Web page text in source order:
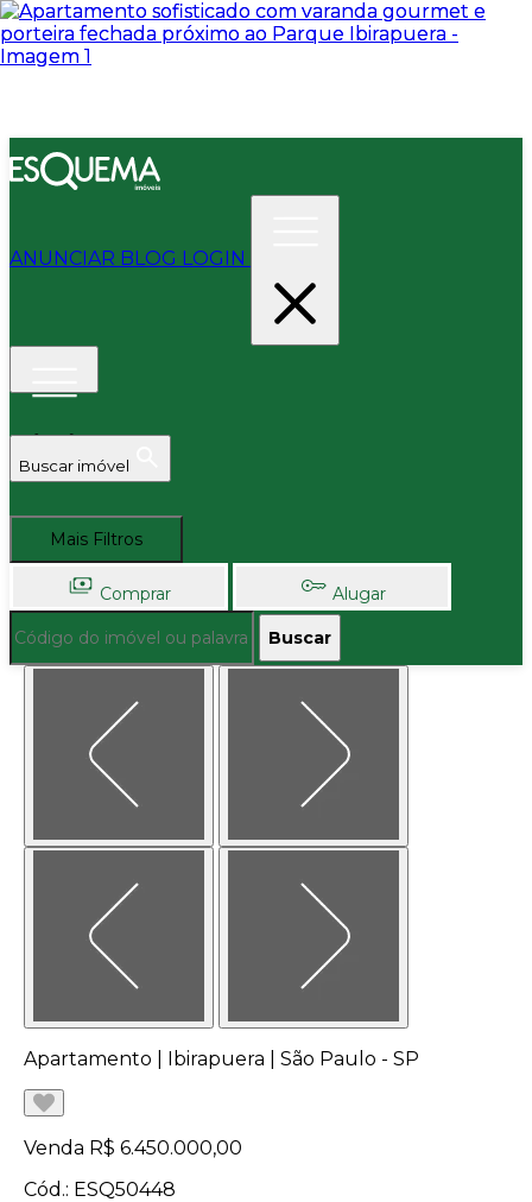
ANUNCIAR BLOG LOGIN
Buscar imóvel
Mais Filtros
Comprar Alugar
Buscar
Apartamento | Ibirapuera | São Paulo - SP
Venda R$ 6.450.000,00
Cód.: ESQ50448